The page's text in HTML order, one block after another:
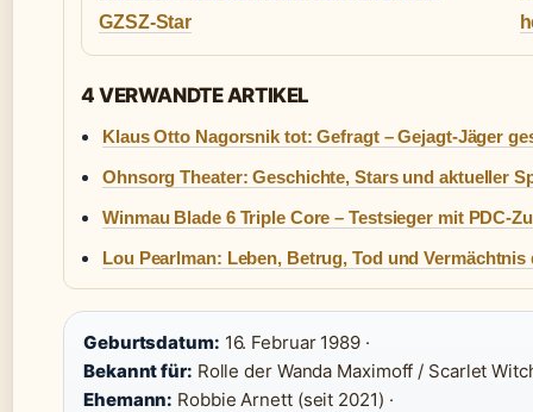
GZSZ-Star
4 VERWANDTE ARTIKEL
Klaus Otto Nagorsnik tot: Gefragt – Gejagt-Jäger
Ohnsorg Theater: Geschichte, Stars und aktueller
Winmau Blade 6 Triple Core – Testsieger mit PDC-
Lou Pearlman: Leben, Betrug, Tod und Vermächtnis
Geburtsdatum: 16. Februar 1989 ·
Bekannt für: Rolle der Wanda Maximoff / Scarlet
Ehemann: Robbie Arnett (seit 2021) ·